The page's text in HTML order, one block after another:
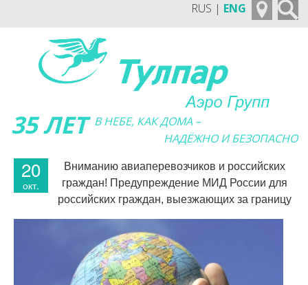
RUS | ENG
35 ЛЕТ В НЕБЕ, КАК ДОМА –
НАДЁЖНО И БЕЗОПАСНО
20
окт.
Вниманию авиаперевозчиков и российских
граждан! Предупреждение МИД России для
российских граждан, выезжающих за границу